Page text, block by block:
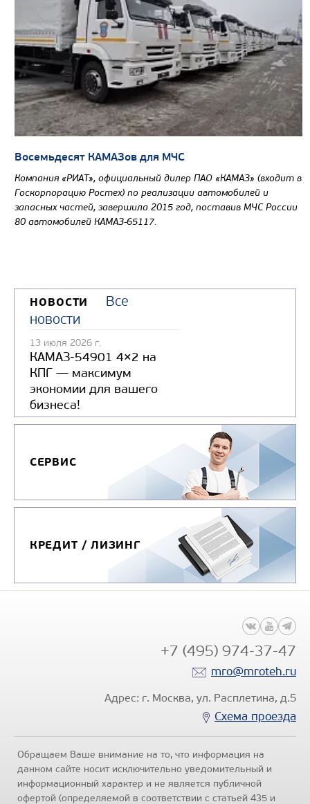
САМОСВАЛ КАМАЗ-65801
Цена по запросу
Производитель
Экологический класс
Грузоподъемность, кг
Вместимость кузова, м3
Колесная формула
Узнать цену
Восемьдесят КАМАЗов для МЧС
Компания «РИАТ», официальный дилер ПАО «КАМАЗ» (входит в
Госкорпорацию Ростех) по реализации автомобилей и
запасных частей, завершила 2015 год, поставив МЧС России
80 автомобилей КАМАЗ-65117.
НОВОСТИ
Все
новости
13 июля 2026 г.
КАМАЗ-54901 4×2 на
КПГ — максимум
экономии для вашего
бизнеса!
СЕРВИС
КРЕДИТ / ЛИЗИНГ
+7 (495) 974-37-47
mro@mroteh.ru
Адрес: г. Москва, ул. Расплетина, д.5
Схема проезда
Обращаем Ваше внимание на то, что информация на
данном сайте носит исключительно уведомительный и
информационный характер и не является публичной
офертой (определяемой в соответствии с статьей 435 и